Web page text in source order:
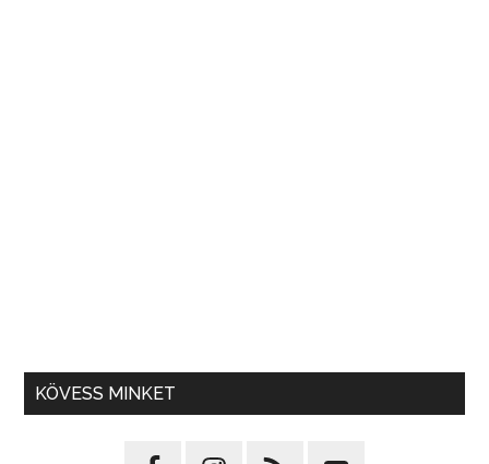
KÖVESS MINKET